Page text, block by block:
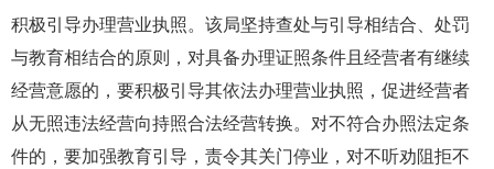
积极引导办理营业执照。该局坚持查处与引导相结合、处罚
与教育相结合的原则，对具备办理证照条件且经营者有继续
经营意愿的，要积极引导其依法办理营业执照，促进经营者
从无照违法经营向持照合法经营转换。对不符合办照法定条
件的，要加强教育引导，责令其关门停业，对不听劝阻拒不